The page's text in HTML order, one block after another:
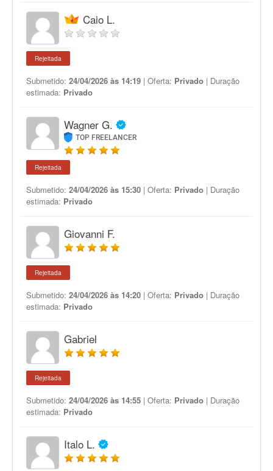
Caio L.
Rejeitada
Submetido: 24/04/2026 às 14:19 | Oferta: Privado | Duração
estimada: Privado
Wagner G.
TOP FREELANCER
Rejeitada
Submetido: 24/04/2026 às 15:30 | Oferta: Privado | Duração
estimada: Privado
Giovanni F.
Rejeitada
Submetido: 24/04/2026 às 14:20 | Oferta: Privado | Duração
estimada: Privado
Gabriel
Rejeitada
Submetido: 24/04/2026 às 14:55 | Oferta: Privado | Duração
estimada: Privado
Italo L.